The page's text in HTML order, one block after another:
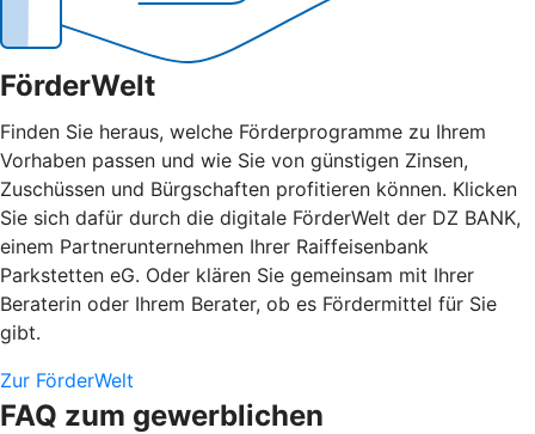
FörderWelt
Finden Sie heraus, welche Förderprogramme zu Ihrem
Vorhaben passen und wie Sie von günstigen Zinsen,
Zuschüssen und Bürgschaften profitieren können. Klicken
Sie sich dafür durch die digitale FörderWelt der DZ BANK,
einem Partnerunternehmen Ihrer Raiffeisenbank
Parkstetten eG. Oder klären Sie gemeinsam mit Ihrer
Beraterin oder Ihrem Berater, ob es Fördermittel für Sie
gibt.
Zur FörderWelt
FAQ zum gewerblichen